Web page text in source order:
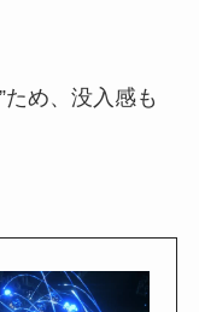
め、没入感も